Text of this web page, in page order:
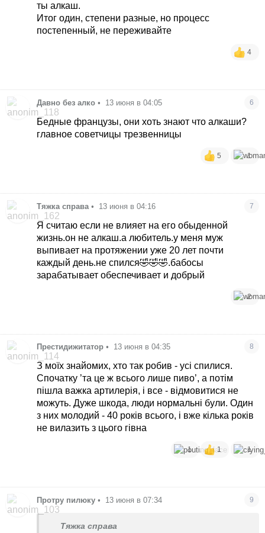
ты алкаш.
Итог один, степени разные, но процесс
постепенный, не переживайте
4
Давно без алко • 13 июня в 04:05 6
Бедные французы, они хоть знают что алкаши?
главное советчицы трезвенницы
5 1
Тяжка справа • 13 июня в 04:16 7
Я считаю если не влияет на его обыденной
жизнь.он не алкаш.а любитель.у меня муж
выпивает на протяжении уже 20 лет почти
каждый день.не спился🤣🤣🤣.бабосы
зарабатывает обеспечивает и добрый
2
Престидижитатор • 13 июня в 04:35 8
З моїх знайомих, хто так робив - усі спилися.
Спочатку ’та це ж всього лише пиво’, а потім
пішла важка артилерія, і все - відмовитися не
можуть. Дуже шкода, люди нормальні були. Один
з них молодий - 40 років всього, і вже кілька років
не вилазить з цього гівна
1 1 1
Протру пилюку • 13 июня в 07:34 9
Тяжка справа